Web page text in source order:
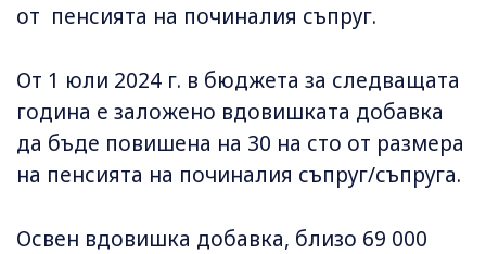
от пенсията на починалия съпруг.
От 1 юли 2024 г. в бюджета за следващата
година е заложено вдовишката добавка
да бъде повишена на 30 на сто от размера
на пенсията на починалия съпруг/съпруга.
Освен вдовишка добавка, близо 69 000